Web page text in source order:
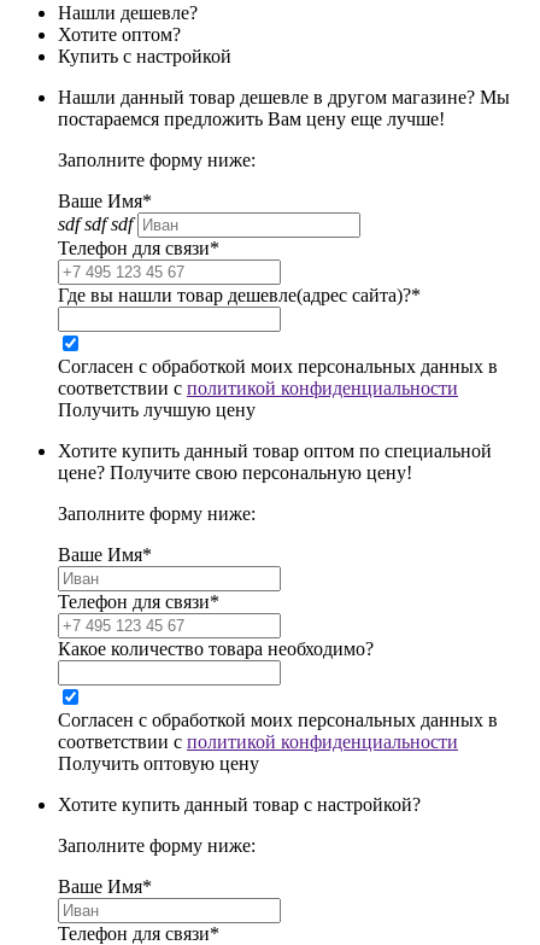
Нашли дешевле?
Хотите оптом?
Купить с настройкой
Нашли данный товар дешевле в другом магазине? Мы
постараемся предложить Вам цену еще лучше!
Заполните форму ниже:
Ваше Имя*
sdf sdf sdf
Телефон для связи*
Где вы нашли товар дешевле(адрес сайта)?*
Согласен с обработкой моих персональных данных в
соответствии с политикой конфиденциальности
Получить лучшую цену
Хотите купить данный товар оптом по специальной
цене? Получите свою персональную цену!
Заполните форму ниже:
Ваше Имя*
Телефон для связи*
Какое количество товара необходимо?
Согласен с обработкой моих персональных данных в
соответствии с политикой конфиденциальности
Получить оптовую цену
Хотите купить данный товар с настройкой?
Заполните форму ниже:
Ваше Имя*
Телефон для связи*